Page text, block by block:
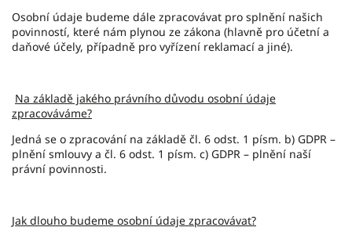
Osobní údaje budeme dále zpracovávat pro splnění našich
povinností, které nám plynou ze zákona (hlavně pro účetní a
daňové účely, případně pro vyřízení reklamací a jiné).
Na základě jakého právního důvodu osobní údaje
zpracováváme?
Jedná se o zpracování na základě čl. 6 odst. 1 písm. b) GDPR –
plnění smlouvy a čl. 6 odst. 1 písm. c) GDPR – plnění naší
právní povinnosti.
Jak dlouho budeme osobní údaje zpracovávat?